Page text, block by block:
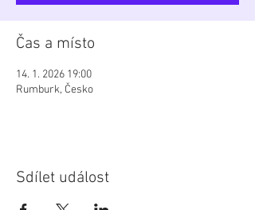
Čas a místo
14. 1. 2026 19:00
Rumburk, Česko
Sdílet událost